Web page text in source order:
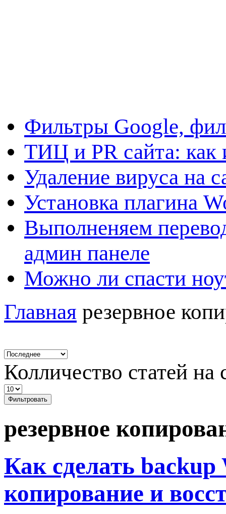
Фильтры Google,
ТИЦ и PR сайта: как
Удаление вируса на
Установка плагина
Выполненяем
админ панеле
Можно ли спасти
Главная резервное
Колличество статей на
Фильтровать
резервное
Как сделать backup
копирование и